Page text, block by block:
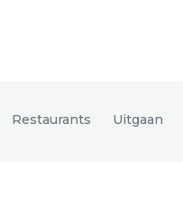
Restaurants Uitgaan